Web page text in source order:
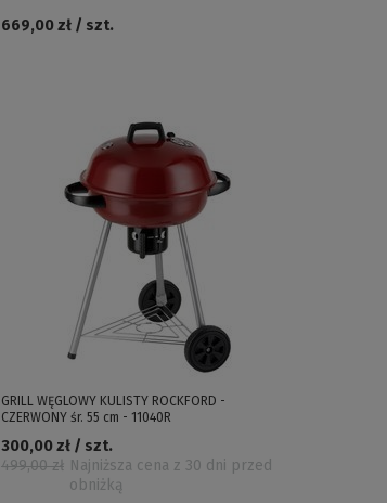
669,00 zł / szt.
GRILL WĘGLOWY KULISTY ROCKFORD -
CZERWONY śr. 55 cm - 11040R
499,00 zł Najniższa cena z 30 dni przed
obniżką
300,00 zł / szt.